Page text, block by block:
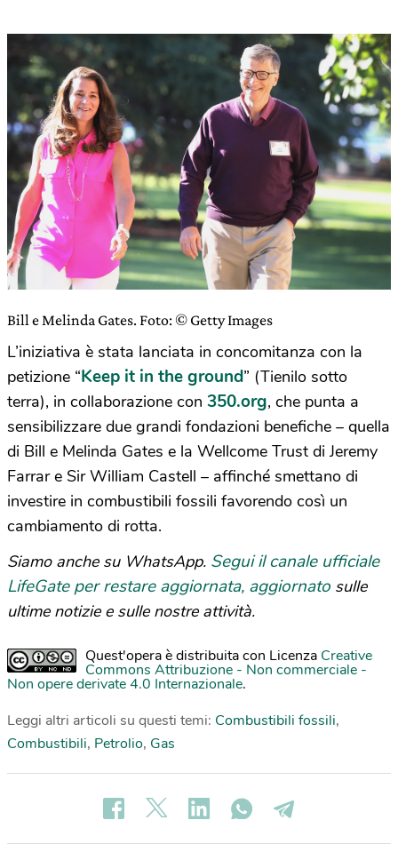
Bill e Melinda Gates. Foto: © Getty Images
L’iniziativa è stata lanciata in concomitanza con la
petizione “Keep it in the ground” (Tienilo sotto
terra), in collaborazione con 350.org, che punta a
sensibilizzare due grandi fondazioni benefiche – quella
di Bill e Melinda Gates e la Wellcome Trust di Jeremy
Farrar e Sir William Castell – affinché smettano di
investire in combustibili fossili favorendo così un
cambiamento di rotta.
Siamo anche su WhatsApp. Segui il canale ufficiale
LifeGate per restare aggiornata, aggiornato sulle
ultime notizie e sulle nostre attività.
Quest'opera è distribuita con Licenza Creative
Commons Attribuzione - Non commerciale -
Non opere derivate 4.0 Internazionale.
Leggi altri articoli su questi temi: Combustibili fossili,
Combustibili, Petrolio, Gas